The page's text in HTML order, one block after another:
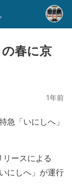
春に京
1年前
急「いにしへ」
ースによる
にしへ」が運行